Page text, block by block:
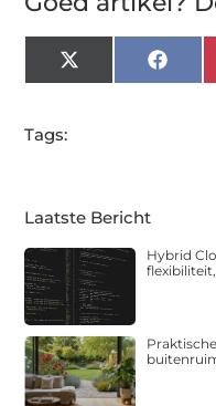
X
(Twitter)
Tags:
Laatste Bericht
Hybrid